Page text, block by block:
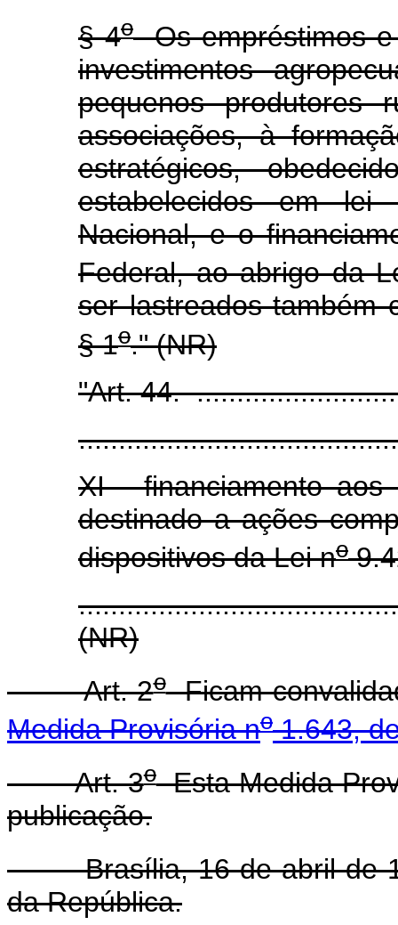
§ 4oOs empréstimos e
investimentos
pequenos produtores
associações, à
estratégicos,
estabelecidos em lei
Nacional, e o
Federal, ao abrigo da
ser lastreados também
§ 1o." (NR)
"Art. 44.
XI - financiamento
destinado a ações
dispositivos da Lei no
(NR)
Art. 2oFicam
Medida Provisória no1.643,
Art. 3oEsta Medida
publicação.
Brasília, 16 de abril de
da República.